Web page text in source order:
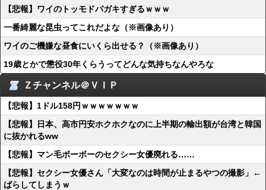
【悲報】ワイのトッモドパガキすぎるｗｗｗ
一番綺麗な昆虫ってこれだよな（※画像あり）
ワイのご機嫌な昼食にいくら出せる？（※画像あり）
19歳とかで懲役30年くらうってどんな気持ちなんやろな
Ｚチャンネル＠ＶＩＰ
【悲報】1ドル158円ｗｗｗｗｗｗｗ
【悲報】日本、高市円安ホクホクなのに上半期の輸出額が台湾と韓国
に抜かれるww
【悲報】マン毛ボーボーのセクシー女優廃れる……
【悲報】セクシー女優さん「大変なのは時間が止まるやつの撮影」←
ばらしてしまうｗ